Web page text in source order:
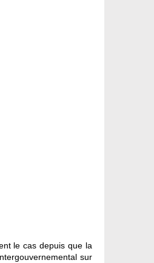
le cas depuis que la
sur